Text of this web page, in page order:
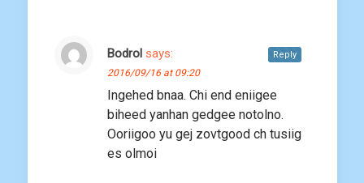
Bodrol says:
2016/09/16 at 09:20
Ingehed bnaa. Chi end eniigee
biheed yanhan gedgee notolno.
Ooriigoo yu gej zovtgood ch tusiig
es olmoi
Reply